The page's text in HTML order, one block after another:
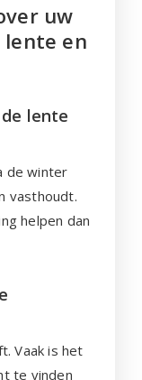
uw
lente en
lente
de winter
vasthoudt.
helpen dan
Vaak is het
te vinden